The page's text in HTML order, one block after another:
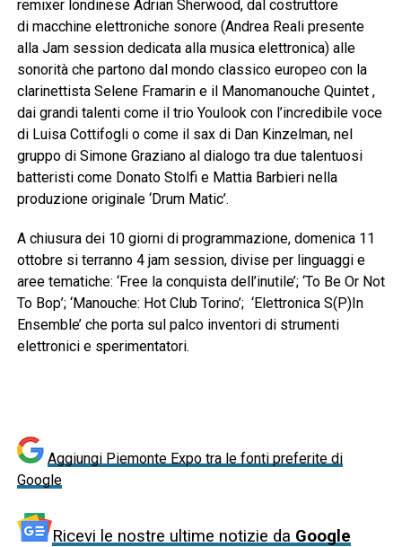
remixer londinese Adrian Sherwood, dal costruttore
di macchine elettroniche sonore (Andrea Reali presente
alla Jam session dedicata alla musica elettronica) alle
sonorità che partono dal mondo classico europeo con la
clarinettista Selene Framarin e il Manomanouche Quintet ,
dai grandi talenti come il trio Youlook con l’incredibile voce
di Luisa Cottifogli o come il sax di Dan Kinzelman, nel
gruppo di Simone Graziano al dialogo tra due talentuosi
batteristi come Donato Stolfi e Mattia Barbieri nella
produzione originale ‘Drum Matic’.
A chiusura dei 10 giorni di programmazione, domenica 11
ottobre si terranno 4 jam session, divise per linguaggi e
aree tematiche: ‘Free la conquista dell’inutile’; ‘To Be Or Not
To Bop’; ‘Manouche: Hot Club Torino’; ‘Elettronica S(P)In
Ensemble’ che porta sul palco inventori di strumenti
elettronici e sperimentatori.
Aggiungi Piemonte Expo tra le fonti preferite di
Google
Ricevi le nostre ultime notizie da Google